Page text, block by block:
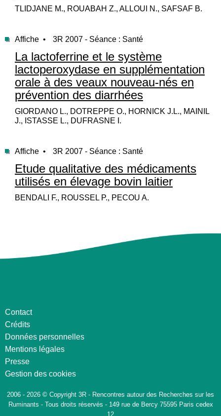
TLIDJANE M., ROUABAH Z., ALLOUI N., SAFSAF B.
Affiche • 3R 2007 - Séance : Santé
La lactoferrine et le système
lactoperoxydase en supplémentation
orale à des veaux nouveau-nés en
prévention des diarrhées
GIORDANO L., DOTREPPE O., HORNICK J.L., MAINIL
J., ISTASSE L., DUFRASNE I.
Affiche • 3R 2007 - Séance : Santé
Etude qualitative des médicaments
utilisés en élevage bovin laitier
BENDALI F., ROUSSEL P., PECOU A.
Contact
Crédits
Données personnelles
Mentions légales
Presse
Gestion des cookies
2006 - 2026 © Copyright 3R - Rencontres autour des Recherches sur les
Ruminants - Tous droits réservés - 149 rue de Bercy 75595 Paris cedex
12